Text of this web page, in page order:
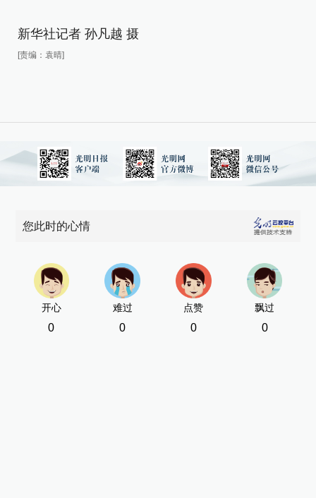
新华社记者 孙凡越 摄
[责编：袁晴]
您此时的心情
开心
0
难过
0
点赞
0
飘过
0